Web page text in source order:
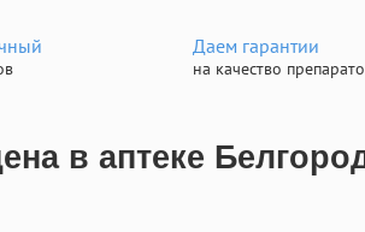
Даем гарантии
на качество
в аптеке